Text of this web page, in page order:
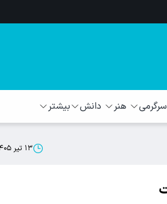
سرگرمی هنر دانش بیشتر
۱۳ تیر ۱۴۰۵ ۱۲:۵۸